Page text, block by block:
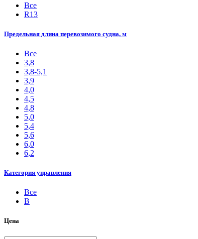
Все
R13
Предельная длина перевозимого судна, м
Все
3,8
3,8-5,1
3,9
4,0
4,5
4,8
5,0
5,4
5,6
6,0
6,2
Категория управления
Все
B
Цена